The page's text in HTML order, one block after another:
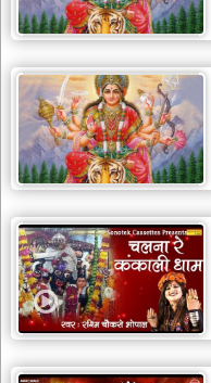
दयाल
भजन
lal
dayal
bhajans
शनि
देव
भजन
shani
bhajans
आज
का
भजन
bhajan
of
day